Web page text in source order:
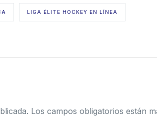
LIGA ÉLITE HOCKEY EN LÍNEA
Los campos obligatorios están